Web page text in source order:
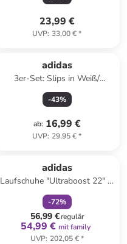
23,99 €
UVP: 33,00 €*
adidas
3er-Set: Slips in Weiß/
Hellblau/ Pink
-43%
ab: 16,99 €
UVP: 29,95 €*
adidas
Laufschuhe "Ultraboost 22" in
Schwarz/ Grün
-72%
56,99 €regulär
54,99 € mit family
UVP: 202,05 €*